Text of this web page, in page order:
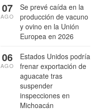
Se prevé caída en la
producción de vacuno
y ovino en la Unión
Europea en 2026
07
AGO
Estados Unidos podría
frenar exportación de
aguacate tras
suspender
inspecciones en
Michoacán
06
AGO